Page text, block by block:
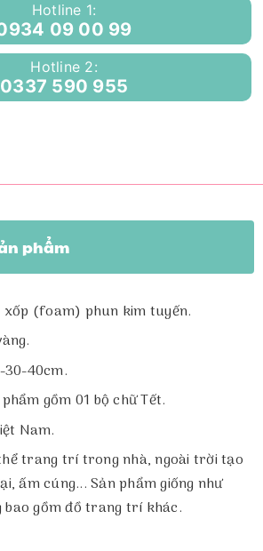
Hotline 1:
09 00 99
Hotline 2:
0337 590 955
phẩm
(foam) phun kim tuyến.
30-40cm.
gồm 01 bộ chữ Tết.
Nam.
trang trí trong nhà, ngoài trời tạo
ấm cúng... Sản phẩm giống như
bao gồm đồ trang trí khác.